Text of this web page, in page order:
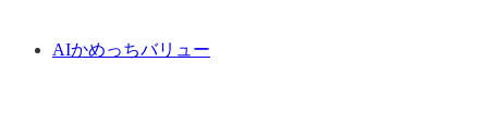
AIかめっちバリュー